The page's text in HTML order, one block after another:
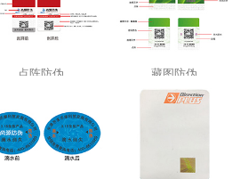
点阵防伪 藏图防伪